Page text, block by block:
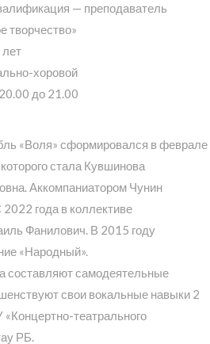
— преподаватель
творчество»
хоровой
до 21.00
«Воля» сформировался в феврале
стала Кувшинова
Аккомпаниатором Чунин
года в коллективе
Фанилович. В 2015 году
«Народный».
составляют самодеятельные
свои вокальные навыки 2
театрального
РБ.